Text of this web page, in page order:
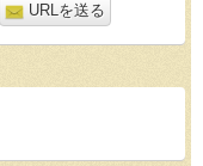
URLを送る